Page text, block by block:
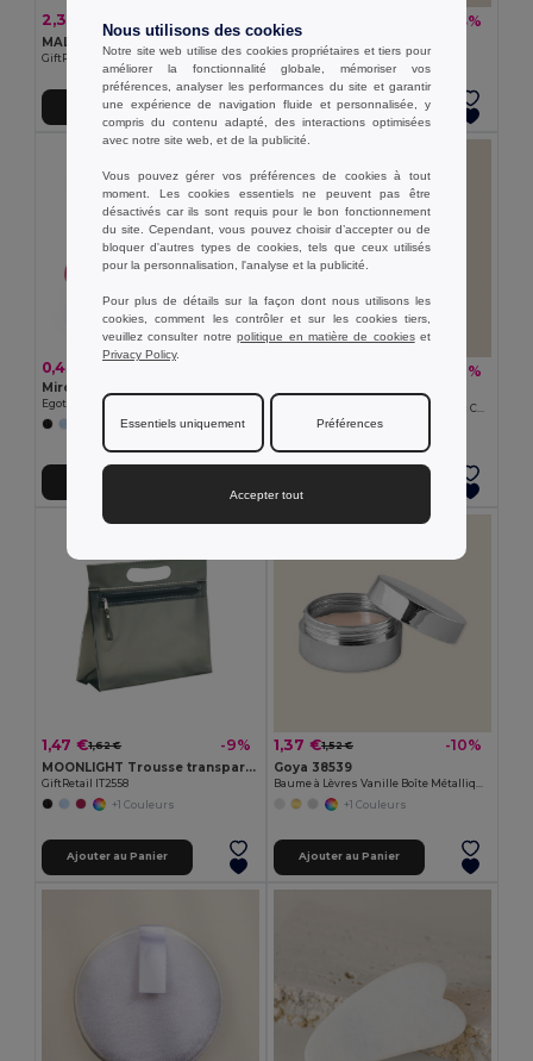
2,34 € -7%
GiftRetail MO6406
Ajouter au Panier
1,11 € -13%
Goya 39008
Peigne en bois naturel LAND
Ajouter au Panier
0,43 €
Miroir de poche
Egotier 94853
-8%
Goya 50654
Balles de massage en liège avec sac COLTON
1,47 €1,62 € -9%
MOONLIGHT Trousse transparente
GiftRetail IT2558
+1 Couleurs
Ajouter au Panier
1,37 €1,52 € -10%
Goya 38539
+1 Couleurs
Ajouter au Panier
Nous utilisons des cookies
Notre site web utilise des cookies propriétaires et tiers pour
améliorer la fonctionnalité globale, mémoriser vos
préférences, analyser les performances du site et garantir
une expérience de navigation fluide et personnalisée, y
compris du contenu adapté, des interactions optimisées
avec notre site web, et de la publicité.
Vous pouvez gérer vos préférences de cookies à tout
moment. Les cookies essentiels ne peuvent pas être
désactivés car ils sont requis pour le bon fonctionnement
du site. Cependant, vous pouvez choisir d’accepter ou de
bloquer d'autres types de cookies, tels que ceux utilisés
pour la personnalisation, l'analyse et la publicité.
Pour plus de détails sur la façon dont nous utilisons les
cookies, comment les contrôler et sur les cookies tiers,
veuillez consulter notrepolitique en matière de cookieset
Privacy Policy.
Essentiels uniquement Préférences
Accepter tout